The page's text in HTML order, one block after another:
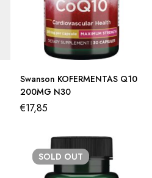
Swanson KOFERMENTAS Q10
200MG N30
€17,85
SOLD OUT